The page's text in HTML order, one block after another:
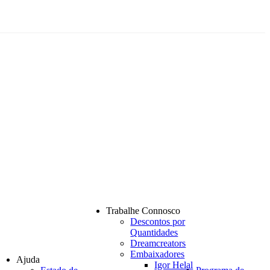
Ajuda
Trabalhe Connosco
Descontos por
Quantidades
Dreamcreators
Embaixadores
Igor Helal